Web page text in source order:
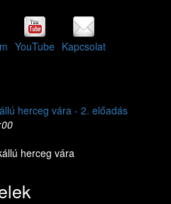
YouTube Kapcsolat
herceg vára - 2. előadás
herceg vára
2026.